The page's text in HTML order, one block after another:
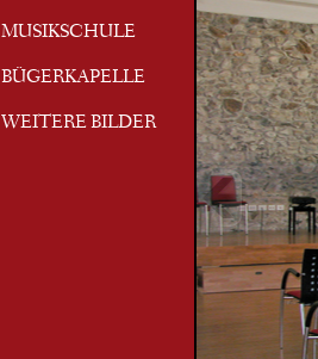
MUSIKSCHULE
BÜGERKAPELLE
WEITERE BILDER